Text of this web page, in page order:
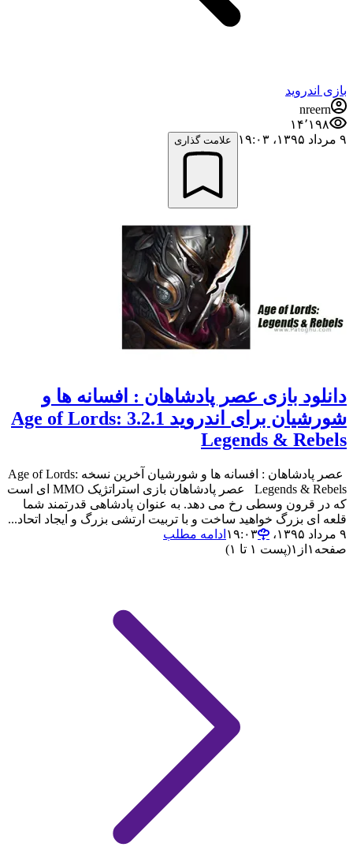
بازی اندروید
nreern
۱۴٬۱۹۸
۹ مرداد ۱۳۹۵،‏ ۱۹:۰۳
علامت گذاری
دانلود بازی عصر پادشاهان : افسانه ها و
شورشیان برای اندروید 3.2.1 Age of Lords:
Legends & Rebels
عصر پادشاهان : افسانه ها و شورشیان آخرین نسخه Age of Lords:
Legends & Rebels عصر پادشاهان بازی استراتژیک MMO ای است
که در قرون وسطی رخ می دهد. به عنوان پادشاهی قدرتمند شما
قلعه ای بزرگ خواهید ساخت و با تربیت ارتشی بزرگ و ایجاد اتحاد...
۹ مرداد ۱۳۹۵،‏ ۱۹:۰۳
ادامه مطلب
صفحه ۱ از ۱(پست ۱ تا ۱)